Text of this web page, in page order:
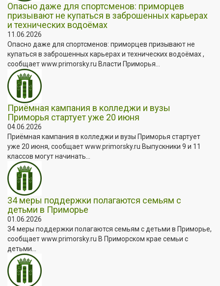
Опасно даже для спортсменов: приморцев
призывают не купаться в заброшенных карьерах
и технических водоёмах
11.06.2026
Опасно даже для спортсменов: приморцев призывают не
купаться в заброшенных карьерах и технических водоёмах ,
сообщает www.primorsky.ru Власти Приморья...
Приёмная кампания в колледжи и вузы
Приморья стартует уже 20 июня
04.06.2026
Приёмная кампания в колледжи и вузы Приморья стартует
уже 20 июня, сообщает www.primorsky.ru Выпускники 9 и 11
классов могут начинать...
34 меры поддержки полагаются семьям с
детьми в Приморье
01.06.2026
34 меры поддержки полагаются семьям с детьми в Приморье,
сообщает www.primorsky.ru В Приморском крае семьи с
детьми...